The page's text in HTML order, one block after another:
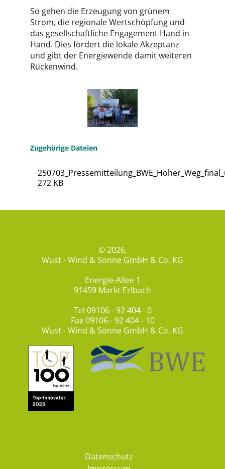
So gehen die Erzeugung von grünem
Strom, die regionale Wertschöpfung und
das gesellschaftliche Engagement Hand in
Hand. Dies fördert die lokale Akzeptanz
und gibt der Energiewende damit weiteren
Rückenwind.
Zugehörige Dateien
272 KB
© 2026,
Wust - Wind & Sonne GmbH & Co. KG
Energie-Allee 1
91459 Markt Erlbach
Tel 09106 - 92 404 - 0
Fax 09106 - 92 404 - 10
Wust - Wind & Sonne GmbH & Co. KG
Datenschutz